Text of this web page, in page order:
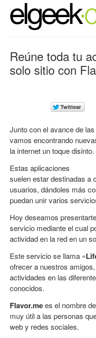
Reúne toda tu
solo sitio con
Junto con el avance de las
vamos encontrando
la internet un toque disinto.
Estas aplicaciones
suelen estar destinadas a
usuarios, dándoles más
puedan unir varios
Hoy deseamos
servicio mediante el cual
actividad en la red en un
Este servicio se llama «
ofrecer a nuestros
actividades en las
conocidos.
Flavor.mees el nombre
muy útil a las personas
web y redes sociales.